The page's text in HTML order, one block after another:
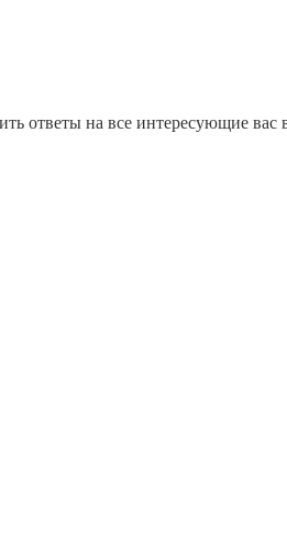
ответы на все интересующие вас